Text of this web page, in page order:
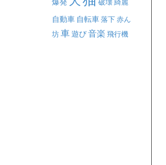
爆発 破壊綺麗
自動車 自転車落下赤ん
坊車遊び音楽 飛行機